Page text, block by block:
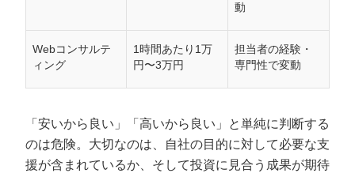
動
Webコンサルテ
ィング
1時間あたり1万
円〜3万円
担当者の経験・
専門性で変動
「安いから良い」「高いから良い」と単純に判断する
のは危険。大切なのは、自社の目的に対して必要な支
援が含まれているか、そして投資に見合う成果が期待